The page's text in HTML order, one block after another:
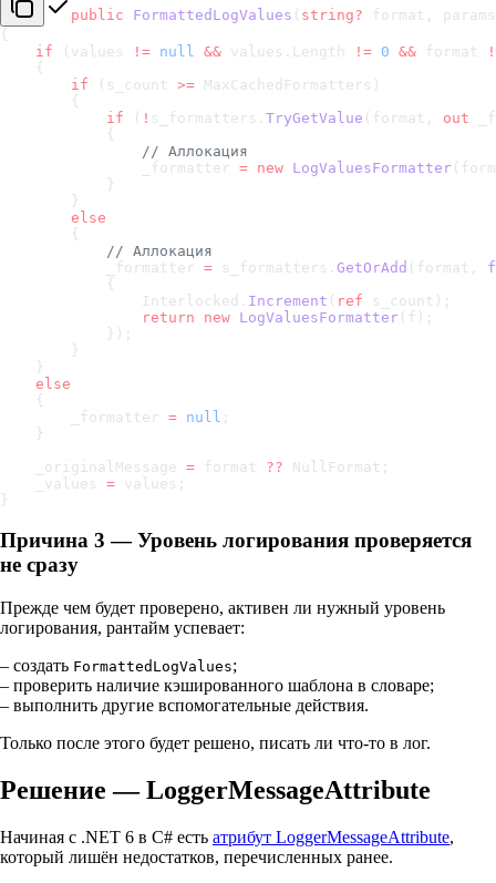
public FormattedLogValues ( string? format,
{
    if
(values != null && values.Length != 0 && format
    {
        if
(s_count >= MaxCachedFormatters)
        {
            if
( ! s_formatters. TryGetValue (format, out
            {
                // Аллокация
                _formatter
= new LogValuesFormatter
            }
        }
        else
        {
            // Аллокация
            _formatter
= s_formatters. GetOrAdd (format, f
            {
                Interlocked.
Increment ( ref s_count);
                return
new LogValuesFormatter (f);
            });
        }
    }
    else
    {
        _formatter
= null ;
    }
    _originalMessage
= format ?? NullFormat;
    _values
= values;
}
Причина 3 — Уровень логирования проверяется
не сразу
Прежде чем будет проверено, активен ли нужный уровень
логирования, рантайм успевает:
– создать FormattedLogValues;
– проверить наличие кэшированного шаблона в словаре;
– выполнить другие вспомогательные действия.
Только после этого будет решено, писать ли что-то в лог.
Решение — LoggerMessageAttribute
Начиная с .NET 6 в C# есть атрибут LoggerMessageAttribute,
который лишён недостатков, перечисленных ранее.